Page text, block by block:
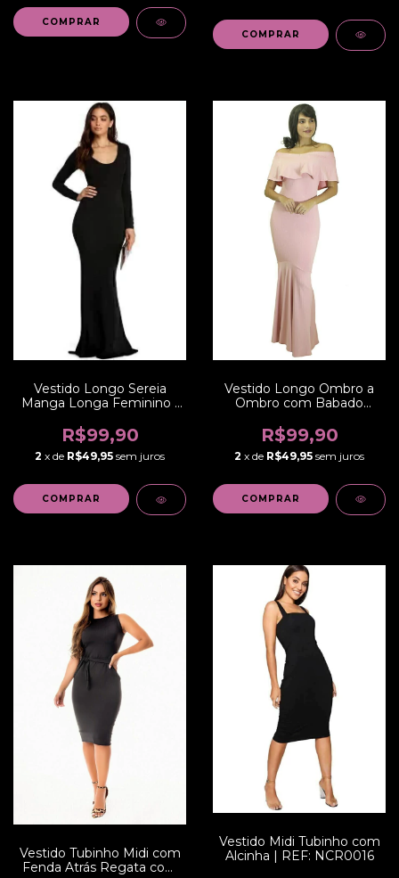
COMPRAR
COMPRAR
Vestido Longo Sereia
Manga Longa Feminino |
R$99,90
2 x de R$49,95 sem juros
COMPRAR
Vestido Longo Ombro a
Ombro com Babado
Sereia Festa | REF: VK4
R$99,90
2 x de R$49,95 sem juros
COMPRAR
Vestido Tubinho Midi com
Fenda Atrás Regata com
Vestido Midi Tubinho com
Alcinha | REF: NCR0016